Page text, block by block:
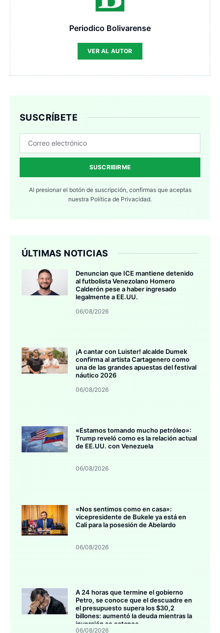
Periodico Bolivarense
VER AL AUTOR
SUSCRÍBETE
SUSCRIBIRME
Al presionar el botón de suscripción, confirmas que aceptas
nuestra Política de Privacidad.
ÚLTIMAS NOTICIAS
Denuncian que ICE mantiene detenido
al futbolista Venezolano Homero
Calderón pese a haber ingresado
legalmente a EE.UU.
06/08/2026
¡A cantar con Luister! alcalde Dumek
confirma al artista Cartagenero como
una de las grandes apuestas del festival
náutico 2026
06/08/2026
«Estamos tomando mucho petróleo»:
Trump reveló como es la relación actual
de EE.UU. con Venezuela
06/08/2026
«Nos sentimos como en casa»:
vicepresidente de Bukele ya está en
Cali para la posesión de Abelardo
06/08/2026
A 24 horas que termine el gobierno
Petro, se conoce que el descuadre en
el presupuesto supera los $30,2
billones: aumentó la deuda mientras la
inversión se estanca
06/08/2026